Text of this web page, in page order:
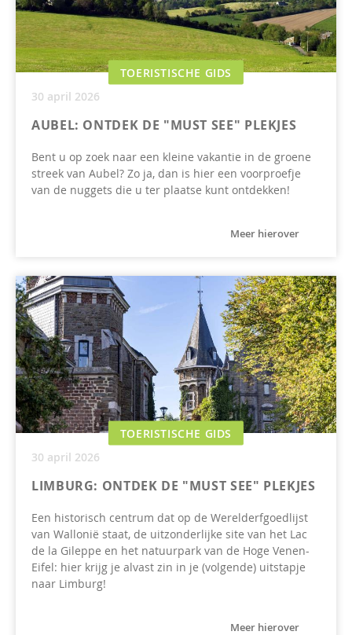
TOERISTISCHE GIDS
30 april 2026
AUBEL: ONTDEK DE "MUST SEE" PLEKJES
Bent u op zoek naar een kleine vakantie in de groene
streek van Aubel? Zo ja, dan is hier een voorproefje
van de nuggets die u ter plaatse kunt ontdekken!
Meer hierover
TOERISTISCHE GIDS
30 april 2026
LIMBURG: ONTDEK DE "MUST SEE" PLEKJES
Een historisch centrum dat op de Werelderfgoedlijst
van Wallonië staat, de uitzonderlijke site van het Lac
de la Gileppe en het natuurpark van de Hoge Venen-
Eifel: hier krijg je alvast zin in je (volgende) uitstapje
naar Limburg!
Meer hierover